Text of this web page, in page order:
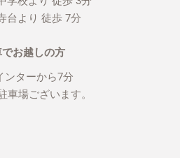
台より 徒歩 7分
でお越しの方
ンターから7分
車場ございます。